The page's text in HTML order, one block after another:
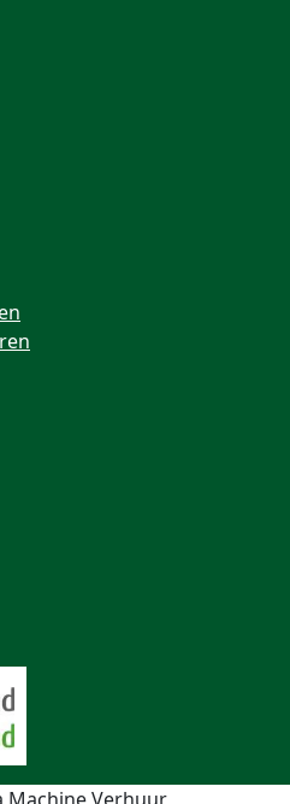
Machine Verhuur